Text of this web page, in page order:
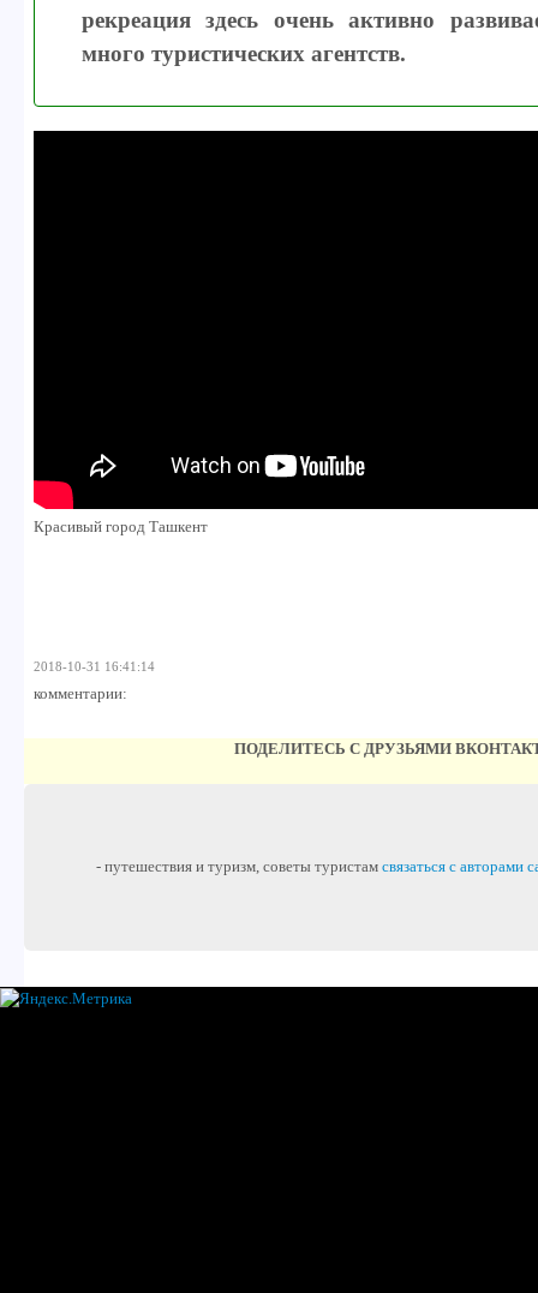
рекреация здесь очень активно
много туристических агентств.
Красивый город Ташкент
2018-10-31 16:41:14
комментарии:
ПОДЕЛИТЕСЬ С ДРУЗЬЯМИ
- путешествия и туризм, советы туристам связаться с авторами